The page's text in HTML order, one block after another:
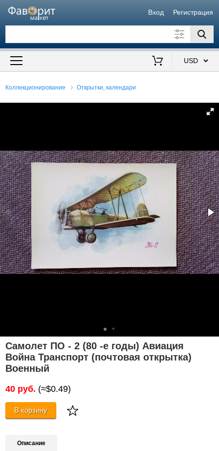
Вход Регистрация
Искать также в описании
Коллекционирование Открытки, календари
Самолет ПО - 2 (80 -е годы) Авиация
Война Транспорт (почтовая открытка)
Военный
40 руб. (≈$0.49)
В корзину
Описание